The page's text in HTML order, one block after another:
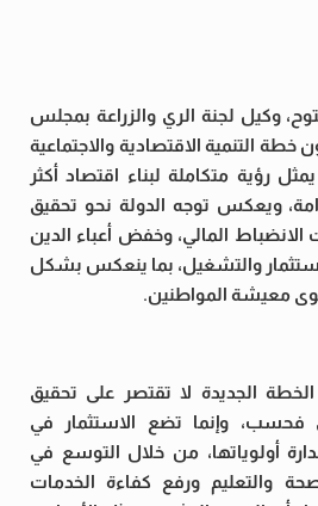
وكيل لجنة الري والزراعة بمجلس
التنمية الاقتصادية والاجتماعية
المالي 2026/2027 يمثل رؤية متكاملة لبناء اقتصاد أكثر
ويعكس توجه الدولة نحو تحقيق
المالي، وخفض أعباء الدين
والتشغيل، بما ينعكس بشكل
معيشة المواطنين.
الخطة الجديدة لا تقتصر على تحقيق
وإنما تضع الاستثمار في
أولوياتها، من خلال التوسع في
والتعليم ورفع كفاءة الخدمات